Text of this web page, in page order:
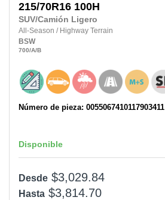
215/70R16 100H
SUV/Camión Ligero
All-Season / Highway Terrain
BSW
700/A/B
Número de pieza: 0055067410117903411
Disponible
Desde $3,029.84
Hasta $3,814.70